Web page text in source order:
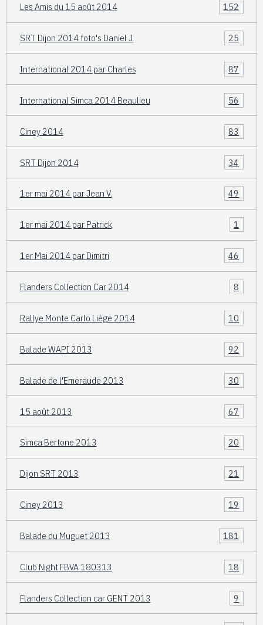
Les Amis du 15 août 2014 152
SRT Dijon 2014 foto's Daniel J. 25
International 2014 par Charles 87
International Simca 2014 Beaulieu 56
Ciney 2014 83
SRT Dijon 2014 34
1er mai 2014 par Jean V. 49
1er mai 2014 par Patrick 1
1er Mai 2014 par Dimitri 46
Flanders Collection Car 2014 8
Rallye Monte Carlo Liège 2014 10
Balade WAPI 2013 92
Balade de l'Emeraude 2013 30
15 août 2013 67
Simca Bertone 2013 20
Dijon SRT 2013 21
Ciney 2013 19
Balade du Muguet 2013 181
Club Night FBVA 180313 18
Flanders Collection car GENT 2013 9